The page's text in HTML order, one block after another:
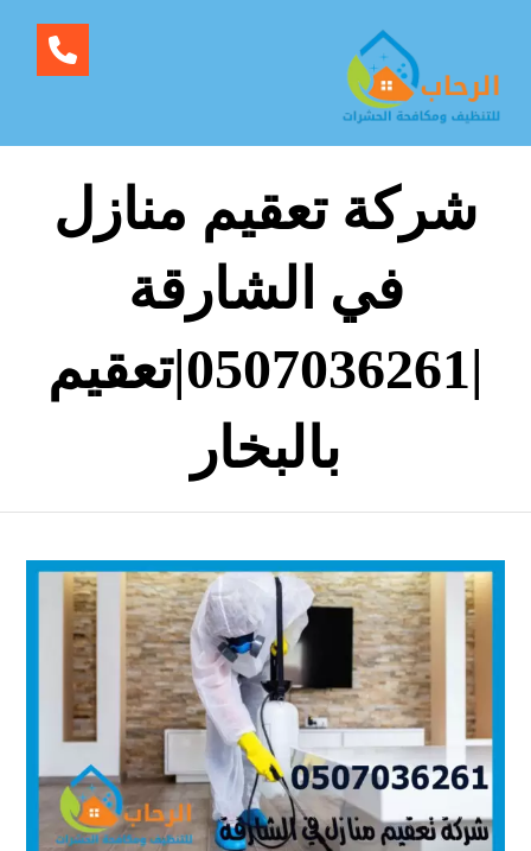
شركة تعقيم منازل
في الشارقة
|0507036261|تعقيم
بالبخار